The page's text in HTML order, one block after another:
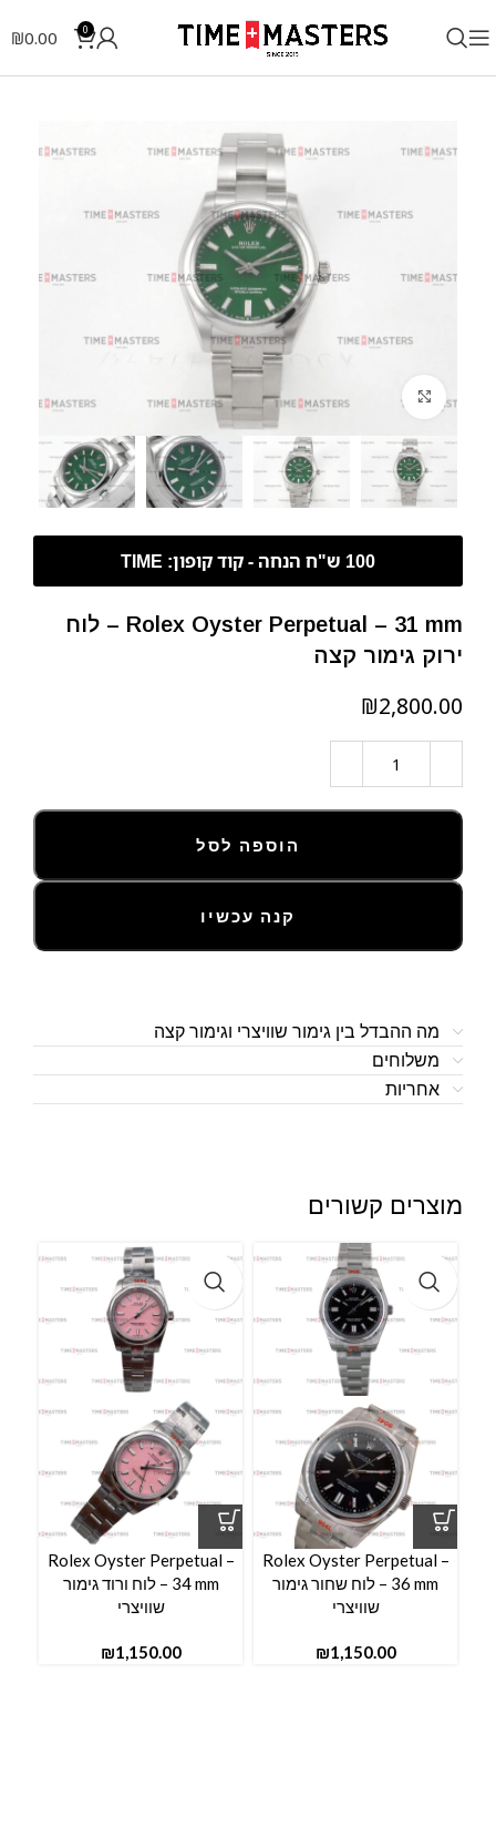
0
₪0.00
לחצו להגדלה
Rolex Oyster Perpetual – 31 mm – לוח
ירוק גימור קצה
₪
הוספה לסל
קנה עכשיו
מה ההבדל בין גימור שוויצרי וגימור קצה
משלוחים
אחריות
מוצרים קשורים
Rolex Oyster Perpetual –
36 mm – לוח שחור גימור
שוויצרי
₪
Rolex Oyster Perpetual –
34 mm – לוח ורוד גימור
שוויצרי
₪